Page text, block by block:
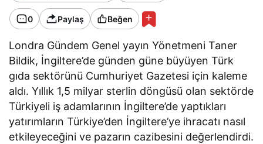
0 Paylaş Beğen
Londra Gündem Genel yayın Yönetmeni Taner
Bildik, İngiltere’de günden güne büyüyen Türk
gıda sektörünü Cumhuriyet Gazetesi için kaleme
aldı. Yıllık 1,5 milyar sterlin döngüsü olan sektörde
Türkiyeli iş adamlarının İngiltere’de yaptıkları
yatırımların Türkiye’den İngiltere’ye ihracatı nasıl
etkileyeceğini ve pazarın cazibesini değerlendirdi.